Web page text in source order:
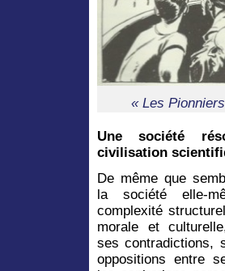
« Les
Une société
civilisation
De même que
la société elle-
complexité
morale et
ses contradictions,
oppositions entre